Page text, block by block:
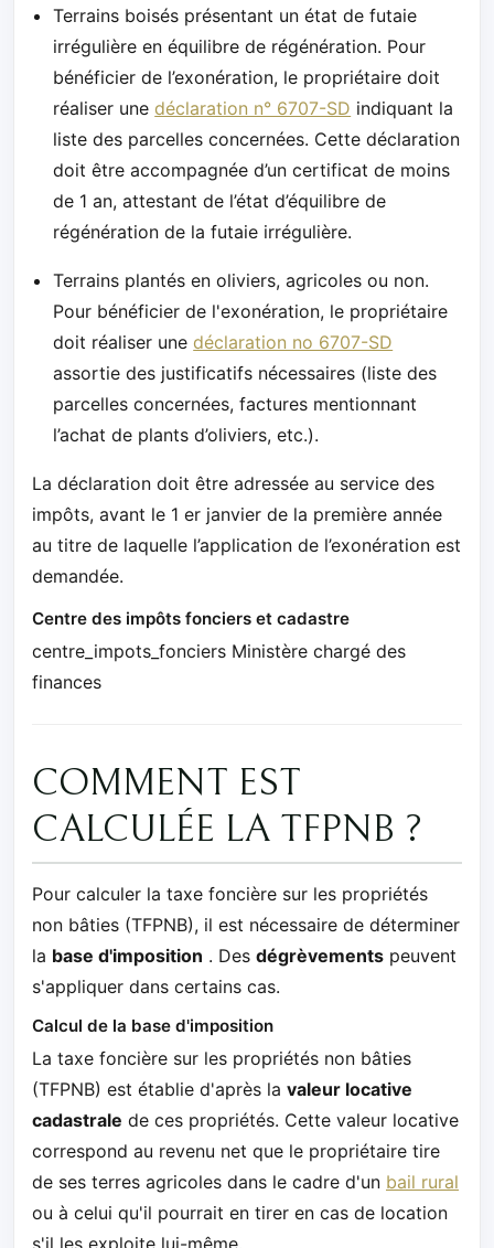
Terrains boisés présentant un état de futaie
irrégulière en équilibre de régénération. Pour
bénéficier de l’exonération, le propriétaire doit
réaliser unedéclaration n° 6707-SD indiquant la
liste des parcelles concernées. Cette déclaration
doit être accompagnée d’un certificat de moins
de 1 an, attestant de l’état d’équilibre de
régénération de la futaie irrégulière.
Terrains plantés en oliviers, agricoles ou non.
Pour bénéficier de l'exonération, le propriétaire
doit réaliser unedéclaration no 6707-SD
assortie des justificatifs nécessaires (liste des
parcelles concernées, factures mentionnant
l’achat de plants d’oliviers, etc.).
La déclaration doit être adressée au service des
impôts, avant le 1 er janvier de la première année
au titre de laquelle l’application de l’exonération est
demandée.
Centre des impôts fonciers et cadastre
centre_impots_fonciers Ministère chargé des
finances
COMMENT EST
CALCULÉE LA TFPNB ?
Pour calculer la taxe foncière sur les propriétés
non bâties (TFPNB), il est nécessaire de déterminer
la base d'imposition . Des dégrèvements peuvent
s'appliquer dans certains cas.
Calcul de la base d'imposition
La taxe foncière sur les propriétés non bâties
(TFPNB) est établie d'après la valeur locative
cadastrale de ces propriétés. Cette valeur locative
correspond au revenu net que le propriétaire tire
de ses terres agricoles dans le cadre d'un bail rural
ou à celui qu'il pourrait en tirer en cas de location
s'il les exploite lui-même.